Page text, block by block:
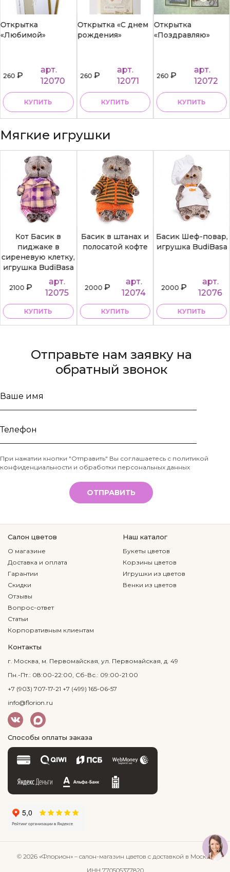
Открытка
«Любимой»
260₽
арт.
12070
КУПИТЬ
Открытка «С днем
рождения»
260₽
арт.
12071
КУПИТЬ
Открытка
«Поздравляю»
260₽
арт.
12072
КУПИТЬ
Мягкие игрушки
Кот Басик в
пиджаке в
сиреневую клетку,
игрушка BudiBasa
2100₽
арт.
12075
КУПИТЬ
Басик в штанах и
полосатой кофте
2000₽
арт.
12074
КУПИТЬ
Басик Шеф-повар,
игрушка BudiBasa
2000₽
арт.
12076
КУПИТЬ
Отправьте нам заявку на
обратный звонок
Ваше
Телефон
*
При нажатии кнопки "Отправить" Вы соглашаетесь с политикой
конфиденциальности и обработки персональных данных
ОТПРАВИТЬ
Салон цветов
О магазине
Доставка и оплата
Гарантии
Скидки
Отзывы
Вопрос-ответ
Статьи
Корпоративным клиентам
Наш каталог
Букеты цветов
Корзины цветов
Игрушки из цветов
Венки из цветов
Контакты
г. Москва, м. Первомайская, ул. Первомайская, д. 49
Пн.-Пт.: 08:00-22:00, Сб-Вс.: 09:00-21:00
+7 (903) 707-17-21 +7 (499) 165-06-57
info@florion.ru
Способы оплаты заказа
© 2026 «Флорион» – салон-магазин цветов с доставкой в Москве
ИНН 770505377820